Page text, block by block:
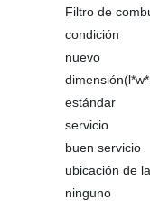
Filtro de
condición
nuevo
estándar
servicio
buen servicio
ubicación de
ninguno